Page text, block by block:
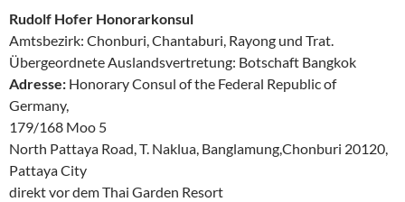
Rudolf Hofer Honorarkonsul
Amtsbezirk: Chonburi, Chantaburi, Rayong und Trat.
Übergeordnete Auslandsvertretung: Botschaft Bangkok
Adresse: Honorary Consul of the Federal Republic of
Germany,
179/168 Moo 5
North Pattaya Road, T. Naklua, Banglamung,Chonburi 20120,
Pattaya City
direkt vor dem Thai Garden Resort